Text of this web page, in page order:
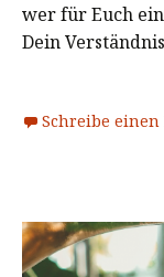
wer für Euch
Dein
Schreibe